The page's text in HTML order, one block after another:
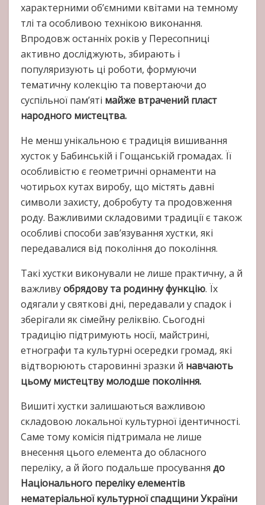
характерними об’ємними квітами на темному
тлі та особливою технікою виконання.
Впродовж останніх років у Пересопниці
активно досліджують, збирають і
популяризують ці роботи, формуючи
тематичну колекцію та повертаючи до
суспільної пам’яті майже втрачений пласт
народного мистецтва.
Не менш унікальною є традиція вишивання
хусток у Бабинській і Гощанській громадах. Її
особливістю є геометричні орнаменти на
чотирьох кутах виробу, що містять давні
символи захисту, добробуту та продовження
роду. Важливими складовими традиції є також
особливі способи зав’язування хустки, які
передавалися від покоління до покоління.
Такі хустки виконували не лише практичну, а й
важливуобрядову та родинну функцію. Їх
одягали у святкові дні, передавали у спадок і
зберігали як сімейну реліквію. Сьогодні
традицію підтримують носії, майстрині,
етнографи та культурні осередки громад, які
відтворюють старовинні зразки й навчають
цьому мистецтву молодше покоління.
Вишиті хустки залишаються важливою
складовою локальної культурної ідентичності.
Саме тому комісія підтримала не лише
внесення цього елемента до обласного
переліку, а й його подальше просування до
Національного переліку елементів
нематеріальної культурної спадщини України